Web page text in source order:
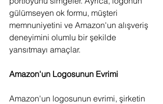
gülümseyen ok formu, müşteri
memnuniyetini ve Amazon'un alışveriş
deneyimini olumlu bir şekilde
yansıtmayı amaçlar.
Amazon'un Logosunun Evrimi
Amazon'un logosunun evrimi, şirketin